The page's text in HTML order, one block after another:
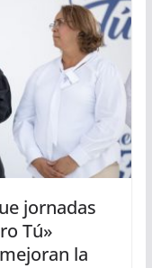
jornadas
Tú»
la